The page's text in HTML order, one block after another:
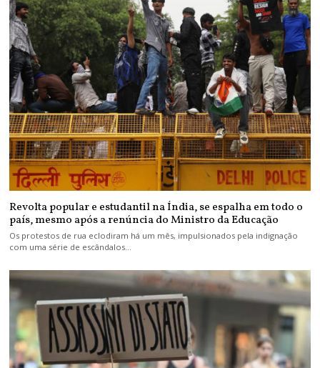
Revolta popular e estudantil na Índia, se espalha em todo o
país, mesmo após a renúncia do Ministro da Educação
Os protestos de rua eclodiram há um mês, impulsionados pela indignação
com uma série de escândalos…